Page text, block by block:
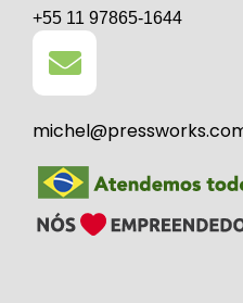
+55 11 97865-1644